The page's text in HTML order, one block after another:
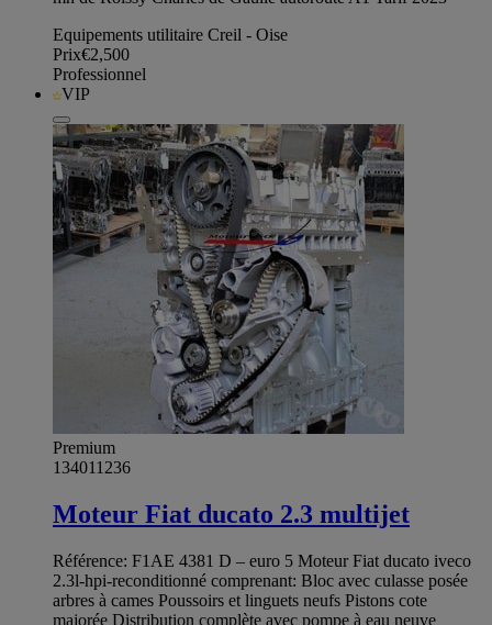
Equipements utilitaire Creil - Oise
Prix€2,500
Professionnel
VIP
Premium
134011236
Moteur Fiat ducato 2.3 multijet
Référence: F1AE 4381 D – euro 5 Moteur Fiat ducato iveco
2.3l-hpi-reconditionné comprenant: Bloc avec culasse posée
arbres à cames Poussoirs et linguets neufs Pistons cote
majorée Distribution complète avec pompe à eau neuve